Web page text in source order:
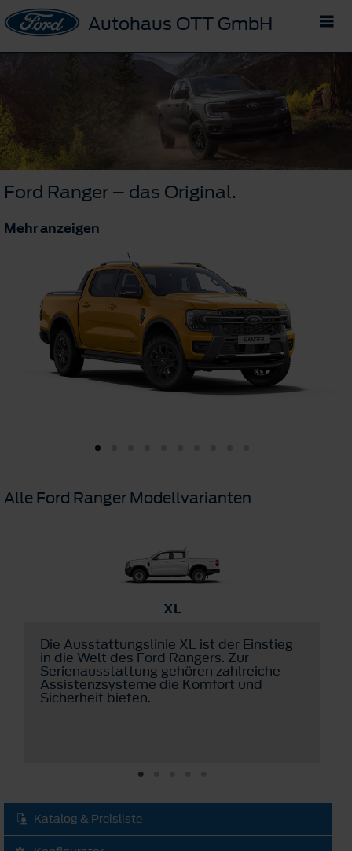
Autohaus OTT GmbH
Ford Ranger – das Original.
Mehr anzeigen
Alle Ford Ranger Modellvarianten
XL
Die Ausstattungslinie XL ist der Einstieg
in die Welt des Ford Rangers. Zur
Serienausstattung gehören zahlreiche
Assistenzsysteme die Komfort und
Sicherheit bieten.
Katalog & Preisliste